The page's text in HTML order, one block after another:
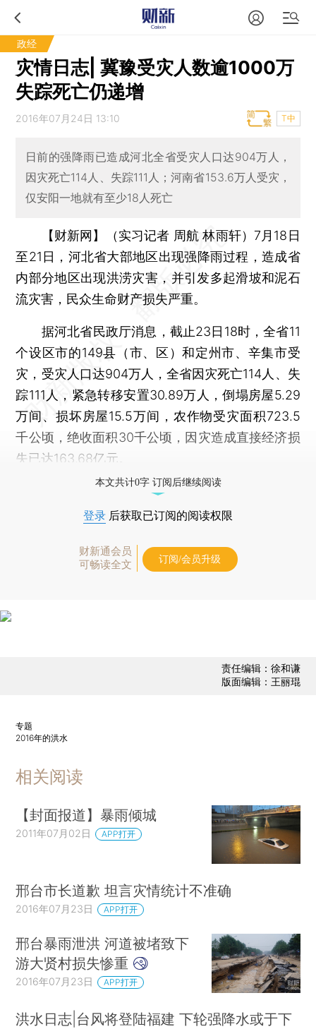
政经
灾情日志| 冀豫受灾人数逾1000万
失踪死亡仍递增
2016年07月24日 13:10 T中
日前的强降雨已造成河北全省受灾人口达904万人，
因灾死亡114人、失踪111人；河南省153.6万人受灾，
仅安阳一地就有至少18人死亡
【财新网】（实习记者 周航 林雨轩） 7月18日
至21日，河北省大部地区出现强降雨过程，造成省
内部分地区出现洪涝灾害，并引发多起滑坡和泥石
流灾害，民众生命财产损失严重。
据河北省民政厅消息，截止23日18时，全省11
个设区市的149县（市、区）和定州市、辛集市受
灾，受灾人口达904万人，全省因灾死亡114人、失
踪111人，紧急转移安置30.89万人，倒塌房屋5.29
万间、损坏房屋15.5万间，农作物受灾面积723.5
千公顷，绝收面积30千公顷，因灾造成直接经济损
失已达163.68亿元。
本文共计0字 订阅后继续阅读
登录 后获取已订阅的阅读权限
财新通会员
可畅读全文
订阅/会员升级
责任编辑：徐和谦
版面编辑：王丽琨
专题
2016年的洪水
相关阅读
【封面报道】暴雨倾城
2011年07月02日 APP打开
邢台市长道歉 坦言灾情统计不准确
2016年07月23日 APP打开
邢台暴雨泄洪 河道被堵致下
游大贤村损失惨重
2016年07月23日 APP打开
洪水日志|台风将登陆福建 下轮强降水或于下